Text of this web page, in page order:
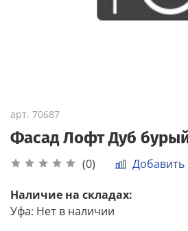
арт. 70687
Фасад Лофт Дуб
(0) Добавить
Наличие на складах:
Уфа: Нет в наличии